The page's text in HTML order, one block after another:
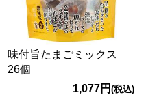
味付旨たまごミックス
26個
1,077円 (税込)